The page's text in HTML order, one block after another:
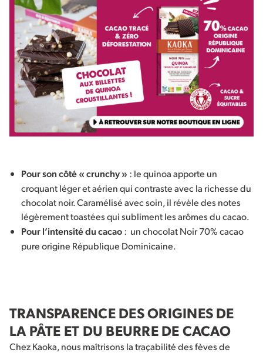
Pour son côté « crunchy » : le quinoa apporte un
croquant léger et aérien qui contraste avec la richesse du
chocolat noir. Caramélisé avec soin, il révèle des notes
légèrement toastées qui subliment les arômes du cacao.
Pour l’intensité du cacao: un chocolat Noir 70% cacao
pure origine République Dominicaine.
TRANSPARENCE DES ORIGINES DE
LA PÂTE ET DU BEURRE DE CACAO
Chez Kaoka, nous maîtrisons la traçabilité des fèves de